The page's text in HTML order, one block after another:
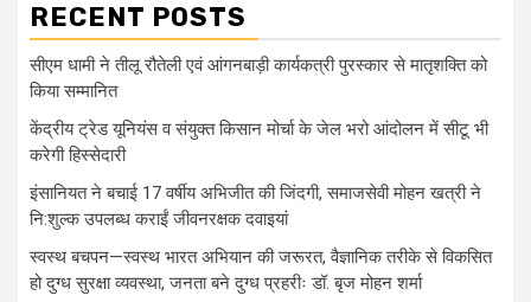
RECENT POSTS
सीएम धामी ने तीलू रौतेली एवं आंगनबाड़ी कार्यकत्री पुरस्कार से मातृशक्ति को
किया सम्मानित
केंद्रीय ट्रेड यूनियंस व संयुक्त किसान मोर्चा के जेल भरो आंदोलन में सीटू भी
करेगी हिस्सेदारी
इंसानियत ने बचाई 17 वर्षीय अभिजीत की जिंदगी, समाजसेवी मोहन खत्री ने
नि:शुल्क उपलब्ध कराईं जीवनरक्षक दवाइयां
स्वस्थ बचपन—स्वस्थ भारत अभियान की जरूरत, वैज्ञानिक तरीके से विकसित
हो दुग्ध सुरक्षा व्यवस्था, जनता बने दुग्ध प्रहरीः डॉ. बृज मोहन शर्मा